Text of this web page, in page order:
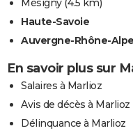
Mésigny(4.5 km)
Haute-Savoie
Auvergne-Rhône-
En savoir plus sur
Salaires à Marlioz
Avis de décès à Marlioz
Délinquance à Marlioz